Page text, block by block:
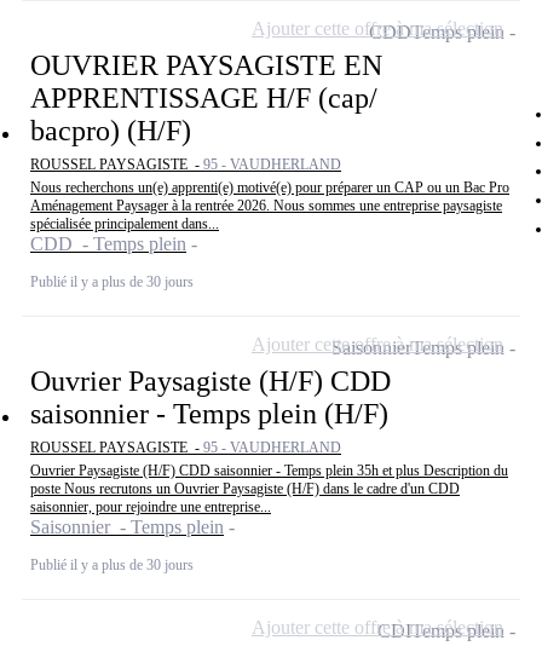
OUVRIER PAYSAGISTE EN
APPRENTISSAGE H/F (cap/
bacpro) (H/F)
ROUSSEL PAYSAGISTE - 95 - VAUDHERLAND
Nous recherchons un(e) apprenti(e) motivé(e) pour préparer un CAP ou un Bac Pro
Aménagement Paysager à la rentrée 2026. Nous sommes une entreprise paysagiste
spécialisée principalement dans...
CDD - Temps plein
Publié il y a plus de 30 jours
CDDTemps plein
Ajouter cette offre à ma sélection
Ouvrier Paysagiste (H/F) CDD
saisonnier - Temps plein (H/F)
ROUSSEL PAYSAGISTE - 95 - VAUDHERLAND
Ouvrier Paysagiste (H/F) CDD saisonnier - Temps plein 35h et plus Description du
poste Nous recrutons un Ouvrier Paysagiste (H/F) dans le cadre d'un CDD
saisonnier, pour rejoindre une entreprise...
Saisonnier - Temps plein
Publié il y a plus de 30 jours
SaisonnierTemps plein
Ajouter cette offre à ma sélection
CDITemps plein
Ajouter cette offre à ma sélection